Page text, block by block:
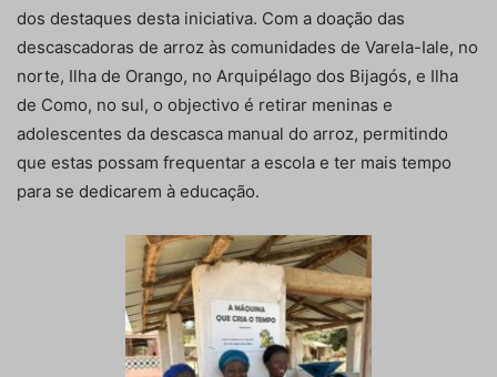
dos destaques desta iniciativa. Com a doação das
descascadoras de arroz às comunidades de Varela-Iale, no
norte, Ilha de Orango, no Arquipélago dos Bijagós, e Ilha
de Como, no sul, o objectivo é retirar meninas e
adolescentes da descasca manual do arroz, permitindo
que estas possam frequentar a escola e ter mais tempo
para se dedicarem à educação.